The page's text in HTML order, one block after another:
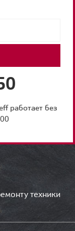
работает без
техники